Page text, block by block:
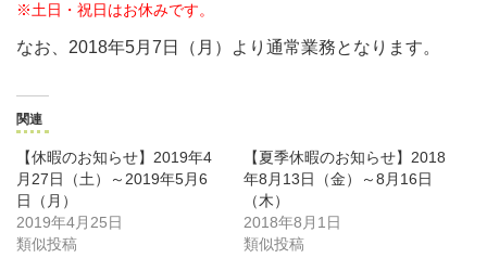
※土日・祝日はお休みです。
なお、2018年5月7日（月）より通常業務となります。
関連
【休暇のお知らせ】2019年4
月27日（土）～2019年5月6
日（月）
2019年4月25日
類似投稿
【夏季休暇のお知らせ】2018
年8月13日（金）～8月16日
（木）
2018年8月1日
類似投稿